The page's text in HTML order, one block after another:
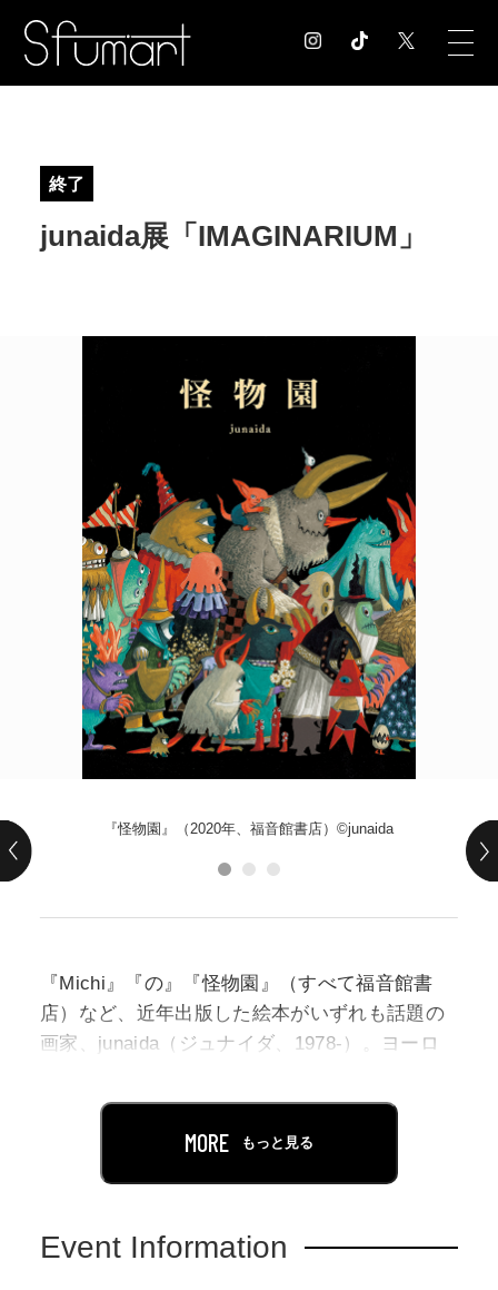
EXHIBITION 展覧会情報
NEWS
CONTACT お問合せ
POLICY COMPANY
終了
junaida展「IMAGINARIUM」
『怪物園』（2020年、福音館書店）©junaida
『Michi』『の』『怪物園』（すべて福音館書
店）など、近年出版した絵本がいずれも話題の
画家、junaida（ジュナイダ、1978-）。ヨーロ
まれた人物や背景。鮮やかな色彩の中に、明る
さと闇が共存する不思議な世界観が大きな注目
として描かれた400点超の作品が陳列されます。
MORE もっと見る
Event Information